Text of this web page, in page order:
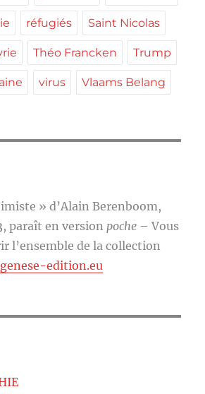
réfugiés Saint Nicolas
Théo Francken Trump
virus Vlaams Belang
» d’Alain Berenboom,
paraît en version poche – Vous
l’ensemble de la collection
edition.eu